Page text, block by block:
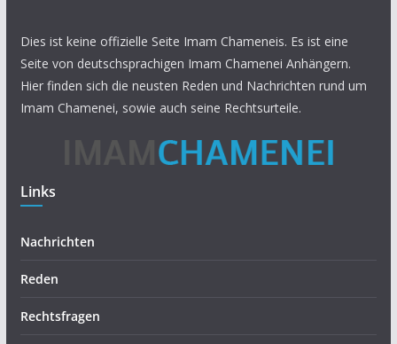
Dies ist keine offizielle Seite Imam Chameneis. Es ist eine
Seite von deutschsprachigen Imam Chamenei Anhängern.
Hier finden sich die neusten Reden und Nachrichten rund um
Imam Chamenei, sowie auch seine Rechtsurteile.
Links
Nachrichten
Reden
Rechtsfragen